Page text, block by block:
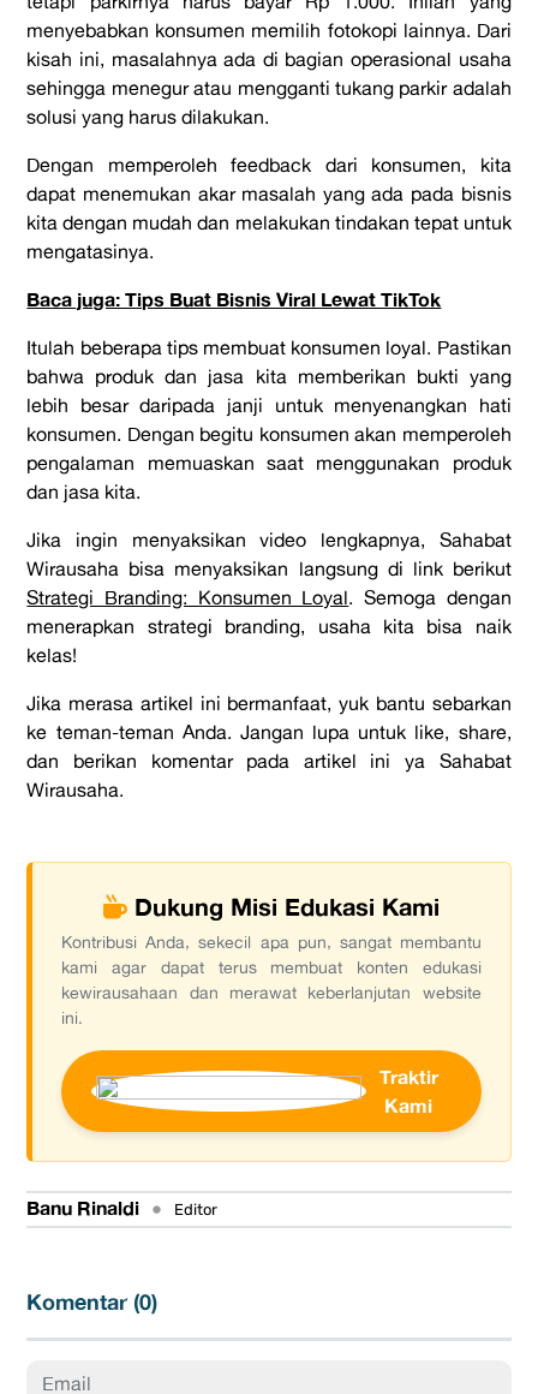
menyebabkan konsumen memilih fotokopi lainnya. Dari
kisah ini, masalahnya ada di bagian operasional usaha
sehingga menegur atau mengganti tukang parkir adalah
solusi yang harus dilakukan.
Dengan memperoleh feedback dari konsumen, kita
dapat menemukan akar masalah yang ada pada bisnis
kita dengan mudah dan melakukan tindakan tepat untuk
mengatasinya.
Baca juga: Tips Buat Bisnis Viral Lewat TikTok
Itulah beberapa tips membuat konsumen loyal. Pastikan
bahwa produk dan jasa kita memberikan bukti yang
lebih besar daripada janji untuk menyenangkan hati
konsumen. Dengan begitu konsumen akan memperoleh
pengalaman memuaskan saat menggunakan produk
dan jasa kita.
Jika ingin menyaksikan video lengkapnya, Sahabat
Wirausaha bisa menyaksikan langsung di link berikut
Strategi Branding: Konsumen Loyal. Semoga dengan
menerapkan strategi branding, usaha kita bisa naik
kelas!
Jika merasa artikel ini bermanfaat, yuk bantu sebarkan
ke teman-teman Anda. Jangan lupa untuk like, share,
dan berikan komentar pada artikel ini ya Sahabat
Wirausaha.
Dukung Misi Edukasi Kami
Kontribusi Anda, sekecil apa pun, sangat membantu
kami agar dapat terus membuat konten edukasi
kewirausahaan dan merawat keberlanjutan website
ini.
Traktir
Kami
Banu Rinaldi • Editor
Komentar (0)